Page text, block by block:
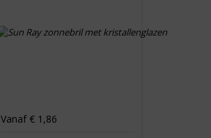
Vanaf € 1,86